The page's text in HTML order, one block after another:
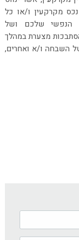
מקרקעין ו/או כל
הנפשי שלכם ושל
מצערת במהלך
השבחה ו/א ואחרים,